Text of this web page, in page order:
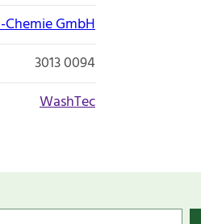
GmbH
3013 0094
WashTec